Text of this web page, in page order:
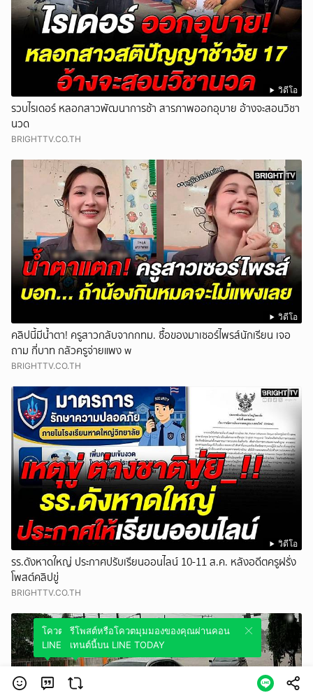
วิดีโอ
รวบไรเดอร์ หลอกสาวพัฒนาการช้า สารภาพออกอุบาย อ้างจะสอนวิชา
นวด
BRIGHTTV.CO.TH
วิดีโอ
คลิปนี้มีน้ำตา! ครูสาวกลับจากกทม. ซื้อของมาเซอร์ไพรส์นักเรียน เจอ
ถาม กี่บาท กลัวครูจ่ายแพง w
BRIGHTTV.CO.TH
วิดีโอ
รร.ดังหาดใหญ่ ประกาศปรับเรียนออนไลน์ 10-11 ส.ค. หลังอดีตครูฝรั่ง
โพสต์คลิปขู่
BRIGHTTV.CO.TH
โควตมุมมองของคุณผ่านคอนเทนต์นี้บน
LINE TODAY
รีโพสต์หรือโควตมุมมองของคุณผ่านคอน
เทนต์นี้บน LINE TODAY